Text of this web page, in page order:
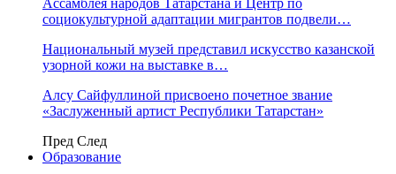
Ассамблея народов Татарстана и Центр по
социокультурной адаптации мигрантов подвели…
Национальный музей представил искусство казанской
узорной кожи на выставке в…
Алсу Сайфуллиной присвоено почетное звание
«Заслуженный артист Республики Татарстан»
Пред След
Образование